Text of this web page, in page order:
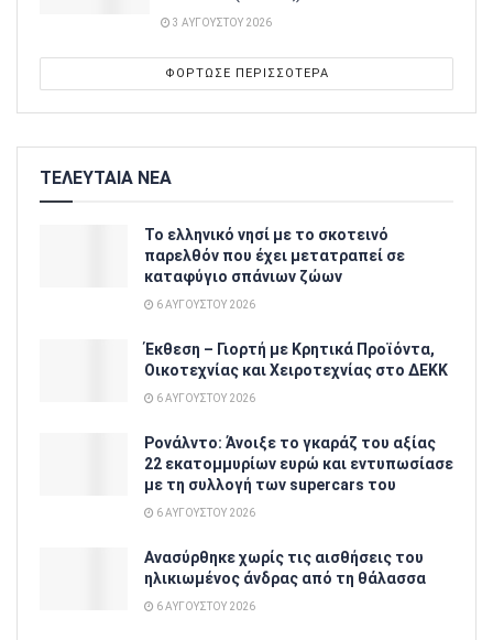
3 ΑΥΓΟΎΣΤΟΥ 2026
ΦΌΡΤΩΣΕ ΠΕΡΙΣΣΌΤΕΡΑ
ΤΕΛΕΥΤΑΙΑ ΝΕΑ
Το ελληνικό νησί με το σκοτεινό
παρελθόν που έχει μετατραπεί σε
καταφύγιο σπάνιων ζώων
6 ΑΥΓΟΎΣΤΟΥ 2026
Έκθεση – Γιορτή με Κρητικά Προϊόντα,
Οικοτεχνίας και Χειροτεχνίας στο ΔΕΚΚ
6 ΑΥΓΟΎΣΤΟΥ 2026
Ρονάλντο: Άνοιξε το γκαράζ του αξίας
22 εκατομμυρίων ευρώ και εντυπωσίασε
με τη συλλογή των supercars του
6 ΑΥΓΟΎΣΤΟΥ 2026
Ανασύρθηκε χωρίς τις αισθήσεις του
ηλικιωμένος άνδρας από τη θάλασσα
6 ΑΥΓΟΎΣΤΟΥ 2026